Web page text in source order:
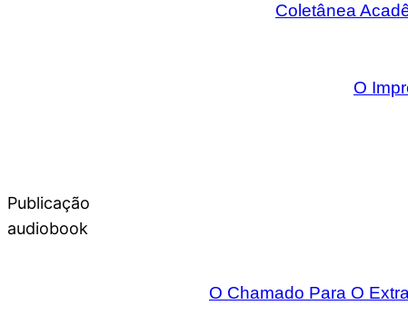
Coletânea
O
Publicação
audiobook
O Chamado Para O